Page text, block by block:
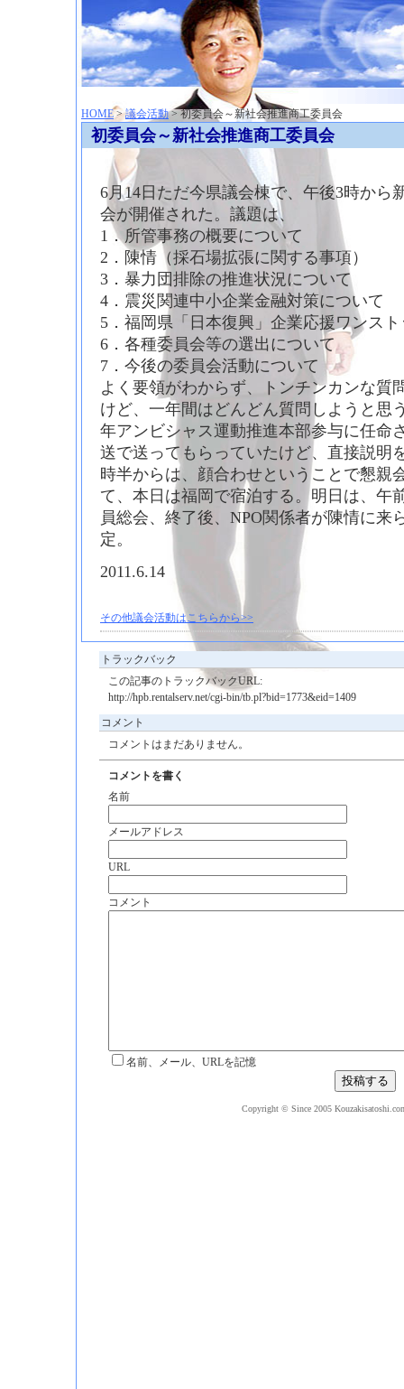
HOME>議会活動> 初委員会～新社会推進商工委員会
初委員会～新社会推進商工委員会
6月14日ただ今県議会棟で、午後3時から
会が開催された。議題は、
1．所管事務の概要について
2．陳情（採石場拡張に関する事項）
3．暴力団排除の推進状況について
4．震災関連中小企業金融対策について
5．福岡県「日本復興」企業応援ワンス
6．各種委員会等の選出について
7．今後の委員会活動について
よく要領がわからず、トンチンカンな質
けど、一年間はどんどん質問しようと思
年アンビシャス運動推進本部参与に任命
送で送ってもらっていたけど、直接説明
時半からは、顔合わせということで懇親
て、本日は福岡で宿泊する。明日は、午
員総会、終了後、NPO関係者が陳情に来
定。
2011.6.14
その他議会活動はこちらから>>
トラックバック
この記事のトラックバックURL:
http://hpb.rentalserv.net/cgi-bin/tb.pl?bid=1773&eid=1409
コメント
コメントはまだありません。
コメントを書く
名前
メールアドレス
URL
コメント
名前、メール、URLを記憶
Copyright © Since 2005